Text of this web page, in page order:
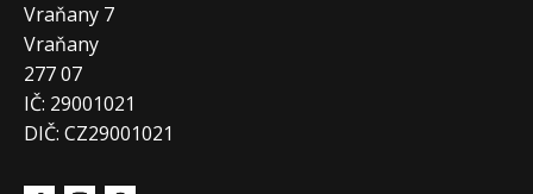
Vraňany 7
Vraňany
277 07
IČ: 29001021
DIČ: CZ29001021